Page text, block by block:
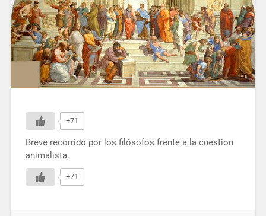
+71
Breve recorrido por los filósofos frente a la cuestión
animalista.
+71